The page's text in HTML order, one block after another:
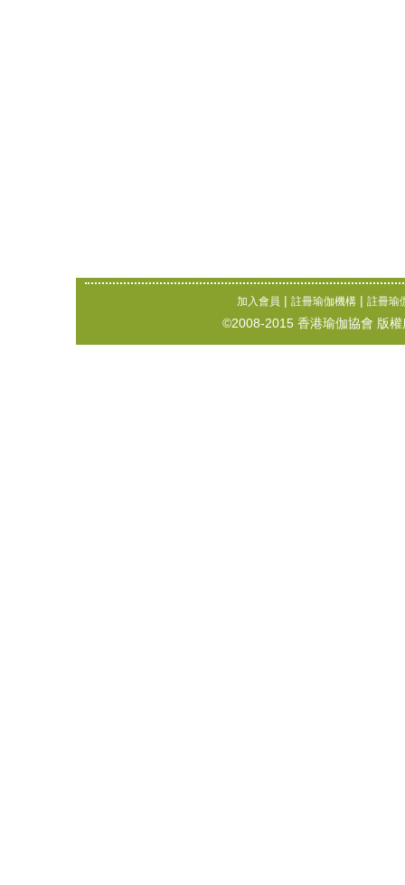
加入會員 | 註冊瑜伽機構 | 註冊瑜
©2008-2015 香港瑜伽協會 版